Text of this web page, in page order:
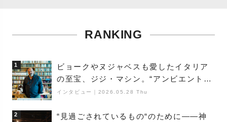
RANKING
1
ビョークやヌジャベスも愛したイタリア
の至宝、ジジ・マシン。“アンビエントの
巨匠”が明かす創作の原点と、「動き」に
インタビュー 2026.05.28 Thu
2
“見過ごされているもの“のために――神